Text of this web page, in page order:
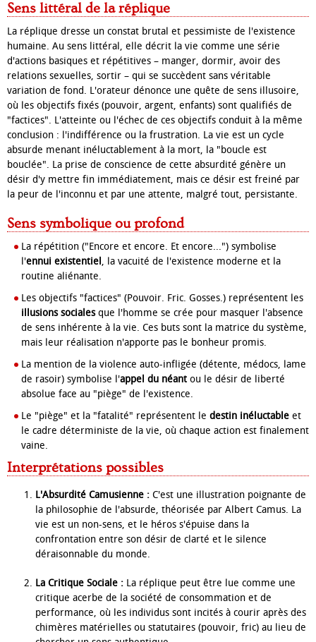
Sens littéral de la réplique
La réplique dresse un constat brutal et pessimiste de l'existence
humaine. Au sens littéral, elle décrit la vie comme une série
d'actions basiques et répétitives – manger, dormir, avoir des
relations sexuelles, sortir – qui se succèdent sans véritable
variation de fond. L'orateur dénonce une quête de sens illusoire,
où les objectifs fixés (pouvoir, argent, enfants) sont qualifiés de
"factices". L'atteinte ou l'échec de ces objectifs conduit à la même
conclusion : l'indifférence ou la frustration. La vie est un cycle
absurde menant inéluctablement à la mort, la "boucle est
bouclée". La prise de conscience de cette absurdité génère un
désir d'y mettre fin immédiatement, mais ce désir est freiné par
la peur de l'inconnu et par une attente, malgré tout, persistante.
Sens symbolique ou profond
La répétition ("Encore et encore. Et encore...") symbolise
l'ennui existentiel , la vacuité de l'existence moderne et la
routine aliénante.
Les objectifs "factices" (Pouvoir. Fric. Gosses.) représentent les
illusions socialesque l'homme se crée pour masquer l'absence
de sens inhérente à la vie. Ces buts sont la matrice du système,
mais leur réalisation n'apporte pas le bonheur promis.
La mention de la violence auto-infligée (détente, médocs, lame
de rasoir) symbolise l'appel du néant ou le désir de liberté
absolue face au "piège" de l'existence.
Le "piège" et la "fatalité" représentent le destin inéluctable et
le cadre déterministe de la vie, où chaque action est finalement
vaine.
Interprétations possibles
L'Absurdité Camusienne : C'est une illustration poignante de
la philosophie de l'absurde, théorisée par Albert Camus. La
vie est un non-sens, et le héros s'épuise dans la
confrontation entre son désir de clarté et le silence
déraisonnable du monde.
La Critique Sociale : La réplique peut être lue comme une
critique acerbe de la société de consommation et de
performance, où les individus sont incités à courir après des
chimères matérielles ou statutaires (pouvoir, fric) au lieu de